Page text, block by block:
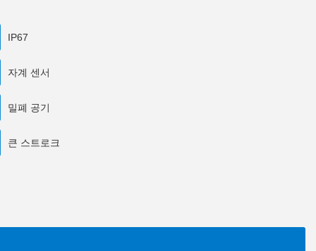
IP67
자계 센서
밀폐 공기
큰 스트로크